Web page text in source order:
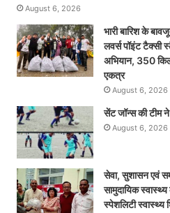
August 6, 2026
भारी बारिश के
लवर्स पॉइंट टैक्सी
अभियान, 350
एकत्र
August 6, 2026
सेंट जॉन्स की टीम
August 6, 2026
सेवा, सुशासन एवं
सामुदायिक
स्पेशलिटी स्वास्थ्य